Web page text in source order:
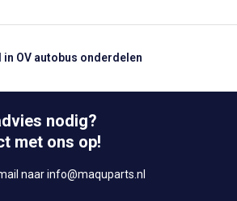
OV autobus onderdelen
nodig?
met ons op!
naarinfo@maquparts.nl